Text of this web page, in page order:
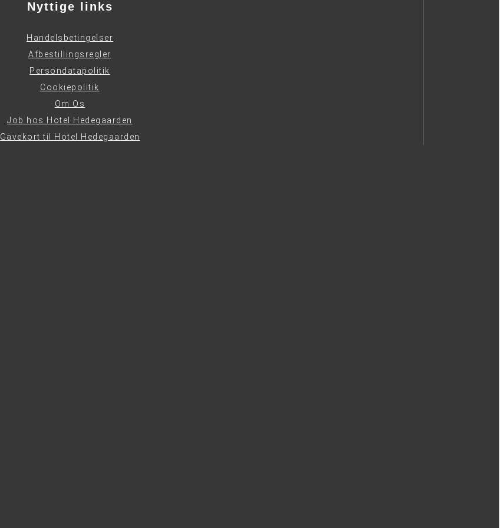
Nyttige links
Handelsbetingelser
Afbestillingsregler
Persondatapolitik
Cookiepolitik
Om Os
Job hos Hotel Hedegaarden
Gavekort til Hotel Hedegaarden